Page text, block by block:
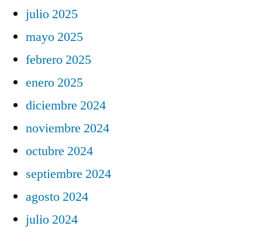
julio 2025
mayo 2025
febrero 2025
enero 2025
diciembre 2024
noviembre 2024
octubre 2024
septiembre 2024
agosto 2024
julio 2024